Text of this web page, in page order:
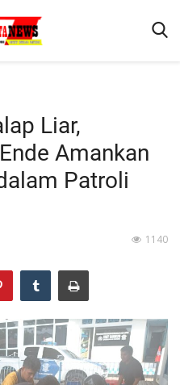
Liar,
Amankan
Patroli
1140